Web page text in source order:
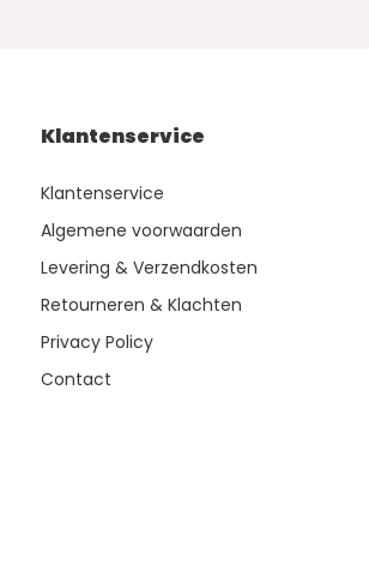
Klantenservice
Klantenservice
Algemene voorwaarden
Levering & Verzendkosten
Retourneren & Klachten
Privacy Policy
Contact